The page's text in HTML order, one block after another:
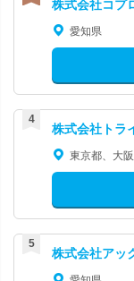
株式会社コプ
愛知県
株式会社トラ
東京都、大
株式会社アッ